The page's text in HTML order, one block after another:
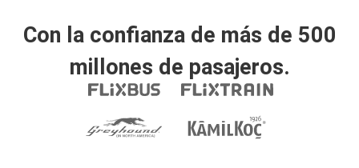
Con la confianza de más de 500
millones de pasajeros.